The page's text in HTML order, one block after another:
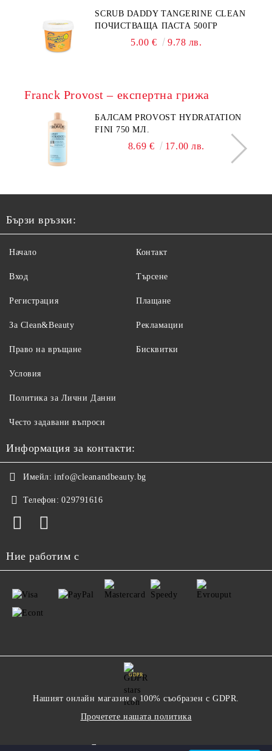
SCRUB DADDY TANGERINE CLEAN
ПОЧИСТВАЩА ПАСТА 500ГР
5.00 € 9.78 лв.
Franck Provost – експертна грижа
БАЛСАМ PROVOST HYDRATATION
FINI 750 МЛ.
8.69 € 17.00 лв.
Бързи връзки:
Начало
Вход
Регистрация
За Clean&Beauty
Контакт
Търсене
Плащане
Рекламации
Право на връщане
Условия
Политика за Лични Данни
Често задавани въпроси
Бисквитки
Информация за контакти:
Имейл: info@cleanandbeauty.bg
Телефон: 029791616
Ние работим с
GDPR
Нашият онлайн магазин е 100% съобразен с GDPR.
Прочетете нашата политика